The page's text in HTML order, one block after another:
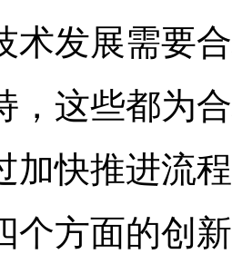
术发展需要
，这些都为
加快推进流
个方面的创